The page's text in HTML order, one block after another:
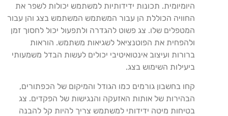
היומיומית. תכונות ידידותיות למשתמש יכולות לשפר את
החוויה הכוללת הן עבור המשתמש המשתמש בצג והן עבור
המטפלים שלו. צג פשוט להגדרה ולתפעול יכול לחסוך זמן
ולהפחית את הפוטנציאל לשגיאות משתמש. הוראות
ברורות ועיצוב אינטואיטיבי יכולים לעשות הבדל משמעותי
ביעילות השימוש בצג.
קחו בחשבון גורמים כמו הגודל והמיקום של הכפתורים,
הבהירות של אותות האזעקה והנגישות של הפקדים. צג
בטיחות מיטה ידידותי למשתמש צריך להיות קל להבנה